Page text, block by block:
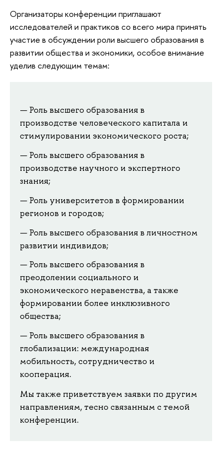
Организаторы конференции приглашают
исследователей и практиков со всего мира принять
участие в обсуждении роли высшего образования в
развитии общества и экономики, особое внимание
уделив следующим темам:
Роль высшего образования в
производстве человеческого капитала и
стимулировании экономического роста;
Роль высшего образования в
производстве научного и экспертного
знания;
Роль университетов в формировании
регионов и городов;
Роль высшего образования в личностном
развитии индивидов;
Роль высшего образования в
преодолении социального и
экономического неравенства, а также
формировании более инклюзивного
общества;
Роль высшего образования в
глобализации: международная
мобильность, сотрудничество и
кооперация.
Мы также приветствуем заявки по другим
направлениям, тесно связанным с темой
конференции.